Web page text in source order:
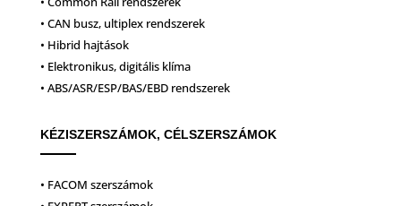
• CAN busz, ultiplex rendszerek
• Hibrid hajtások
• Elektronikus, digitális klíma
• ABS/ASR/ESP/BAS/EBD rendszerek
KÉZISZERSZÁMOK, CÉLSZERSZÁMOK
• FACOM szerszámok